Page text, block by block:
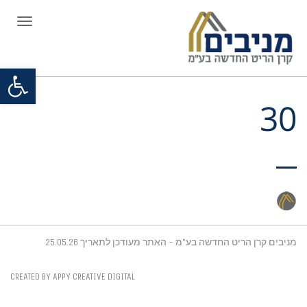
פתח
30
מניבים קרן הריט החדשה בע"מ - האתר מעודכן לתאריך 25.05.26
CREATED BY APPY CREATIVE DIGITAL